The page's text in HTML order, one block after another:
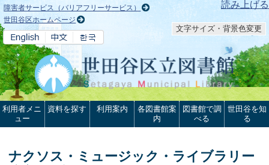
本文へ 読み上げる
障害者サービス（バリアフリーサービス）
世田谷区ホームページ
文字サイズ・背景色変更
利用者メニ
ュー
資料を探す 利用案内
各図書館案
内
図書館で調
べる
世田谷を知
る
ナクソス・ミュージック・ライブラリー